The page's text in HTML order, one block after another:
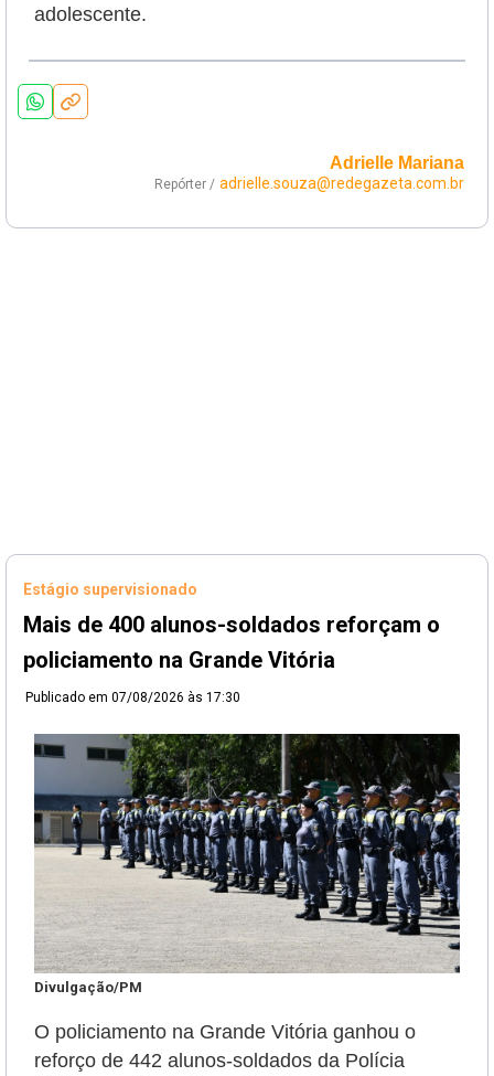
adolescente.
Adrielle Mariana
Repórter / adrielle.souza@redegazeta.com.br
Estágio supervisionado
Mais de 400 alunos-soldados reforçam o
policiamento na Grande Vitória
Publicado em 07/08/2026 às 17:30
Divulgação/PM
O policiamento na Grande Vitória ganhou o
reforço de 442 alunos-soldados da Polícia